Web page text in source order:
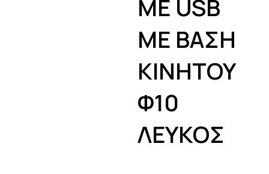
ΜΕ USB
ΜΕ ΒΑΣΗ
ΚΙΝΗΤΟΥ
Φ10
ΛΕΥΚΟΣ